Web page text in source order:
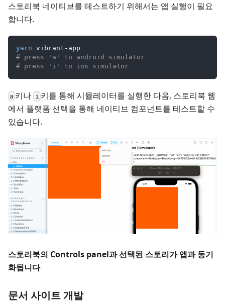
스토리북 네이티브를 테스트하기 위해서는 앱 실행이 필요
합니다.
yarn vibrant-app
# press 'a' to android simulator
# press 'i' to ios simulator
a 키나 i 키를 통해 시뮬레이터를 실행한 다음, 스토리북 웹
에서 플랫폼 선택을 통해 네이티브 컴포넌트를 테스트할 수
있습니다.
스토리북의 Controls panel과 선택된 스토리가 앱과 동기
화됩니다
문서 사이트 개발